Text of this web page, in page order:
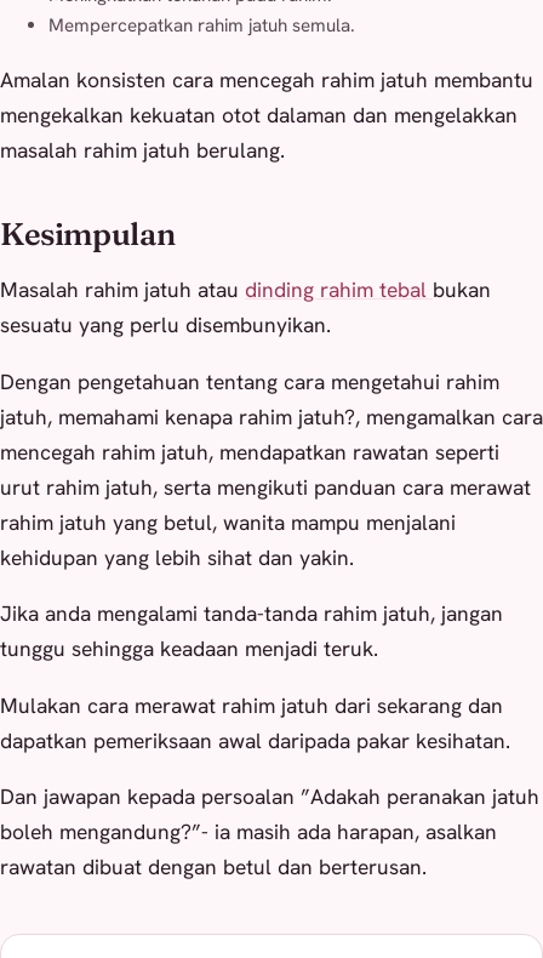
Mempercepatkan rahim jatuh semula.
Amalan konsisten cara mencegah rahim jatuh membantu
mengekalkan kekuatan otot dalaman dan mengelakkan
masalah rahim jatuh berulang.
Kesimpulan
Masalah rahim jatuh atau dinding rahim tebal bukan
sesuatu yang perlu disembunyikan.
Dengan pengetahuan tentang cara mengetahui rahim
jatuh, memahami kenapa rahim jatuh?, mengamalkan cara
mencegah rahim jatuh, mendapatkan rawatan seperti
urut rahim jatuh, serta mengikuti panduan cara merawat
rahim jatuh yang betul, wanita mampu menjalani
kehidupan yang lebih sihat dan yakin.
Jika anda mengalami tanda-tanda rahim jatuh, jangan
tunggu sehingga keadaan menjadi teruk.
Mulakan cara merawat rahim jatuh dari sekarang dan
dapatkan pemeriksaan awal daripada pakar kesihatan.
Dan jawapan kepada persoalan ”Adakah peranakan jatuh
boleh mengandung?”- ia masih ada harapan, asalkan
rawatan dibuat dengan betul dan berterusan.